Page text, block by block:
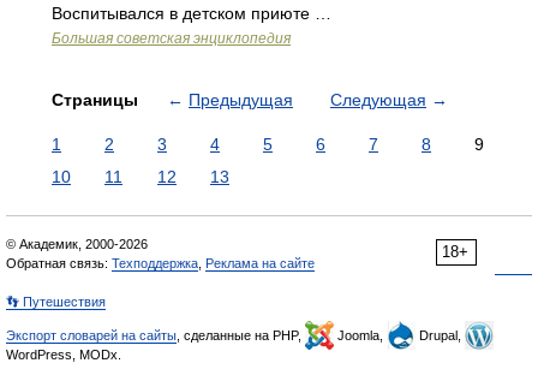
Воспитывался в детском приюте …
Большая советская энциклопедия
Страницы ← Предыдущая Следующая →
1 2 3 4 5 6 7 8
9
10
11 12 13
18+
© Академик, 2000-2026
Обратная связь: Техподдержка Реклама на сайте
👣 Путешествия
Экспорт словарей на сайты , сделанные на PHP, Joomla,
Drupal,
WordPress, MODx.